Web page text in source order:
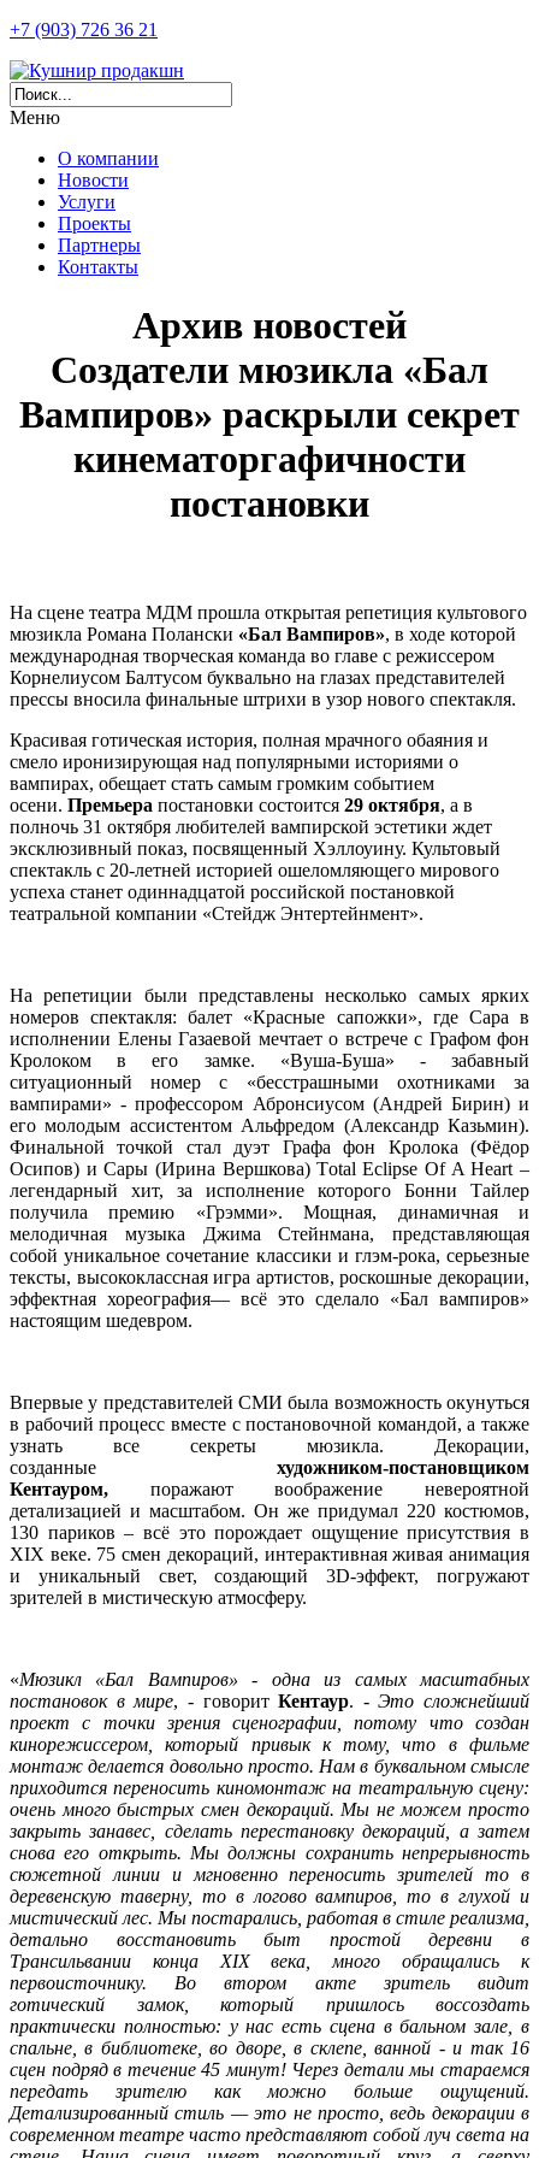
+7 (903) 726 36 21
Меню
О компании
Новости
Услуги
Проекты
Партнеры
Контакты
Архив новостей
Создатели мюзикла «Бал
Вампиров» раскрыли секрет
кинематоргафичности
постановки
На сцене театра МДМ прошла открытая репетиция культового
мюзикла Романа Полански «Бал Вампиров», в ходе которой
международная творческая команда во главе с режиссером
Корнелиусом Балтусом буквально на глазах представителей
прессы вносила финальные штрихи в узор нового спектакля.
Красивая готическая история, полная мрачного обаяния и
смело иронизирующая над популярными историями о
вампирах, обещает стать самым громким событием
осени. Премьера постановки состоится 29 октября, а в
полночь 31 октября любителей вампирской эстетики ждет
эксклюзивный показ, посвященный Хэллоуину. Культовый
спектакль с 20-летней историей ошеломляющего мирового
успеха станет одиннадцатой российской постановкой
театральной компании «Стейдж Энтертейнмент».
На репетиции были представлены несколько самых ярких
номеров спектакля: балет «Красные сапожки», где Сара в
исполнении Елены Газаевой мечтает о встрече с Графом фон
Кролоком в его замке. «Вуша-Буша» - забавный
ситуационный номер с «бесстрашными охотниками за
вампирами» - профессором Абронсиусом (Андрей Бирин) и
его молодым ассистентом Альфредом (Александр Казьмин).
Финальной точкой стал дуэт Графа фон Кролока (Фёдор
Осипов) и Сары (Ирина Вершкова) Total Eclipse Of A Heart –
легендарный хит, за исполнение которого Бонни Тайлер
получила премию «Грэмми». Мощная, динамичная и
мелодичная музыка Джима Стейнмана, представляющая
собой уникальное сочетание классики и глэм-рока, серьезные
тексты, высококлассная игра артистов, роскошные декорации,
эффектная хореография— всё это сделало «Бал вампиров»
настоящим шедевром.
Впервые у представителей СМИ была возможность окунуться
в рабочий процесс вместе с постановочной командой, а также
узнать все секреты мюзикла. Декорации,
созданные художником-постановщиком
Кентауром, поражают воображение невероятной
детализацией и масштабом. Он же придумал 220 костюмов,
130 париков – всё это порождает ощущение присутствия в
XIX веке. 75 смен декораций, интерактивная живая анимация
и уникальный свет, создающий 3D-эффект, погружают
зрителей в мистическую атмосферу.
«Мюзикл «Бал Вампиров» - одна из самых масштабных
постановок в мире, - говоритКентаур. -Это сложнейший
проект с точки зрения сценографии, потому что создан
кинорежиссером, который привык к тому, что в фильме
монтаж делается довольно просто. Нам в буквальном смысле
приходится переносить киномонтаж на театральную сцену:
очень много быстрых смен декораций. Мы не можем просто
закрыть занавес, сделать перестановку декораций, а затем
снова его открыть. Мы должны сохранить непрерывность
сюжетной линии и мгновенно переносить зрителей то в
деревенскую таверну, то в логово вампиров, то в глухой и
мистический лес. Мы постарались, работая в стиле реализма,
детально восстановить быт простой деревни в
Трансильвании конца XIX века, много обращались к
первоисточнику. Во втором акте зритель видит
готический
замок,
который пришлось воссоздать
практически полностью: у нас есть сцена в бальном зале, в
спальне, в библиотеке, во дворе, в склепе, ванной - и так 16
сцен подряд в течение 45 минут! Через детали мы стараемся
передать зрителю как можно больше ощущений.
Детализированный стиль — это не просто, ведь декорации в
современном театре часто представляют собой луч света на